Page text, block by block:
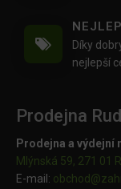
Díky
nejlepší
Prodejna
Prodejna a výdejní
Mlýnská 59, 271 01
E-mail: obchod@